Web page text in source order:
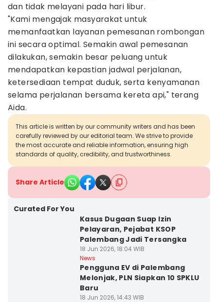
dan tidak melayani pada hari libur.
"Kami mengajak masyarakat untuk
memanfaatkan layanan pemesanan rombongan
ini secara optimal. Semakin awal pemesanan
dilakukan, semakin besar peluang untuk
mendapatkan kepastian jadwal perjalanan,
ketersediaan tempat duduk, serta kenyamanan
selama perjalanan bersama kereta api," terang
Aida.
This article is written by our community writers and has been
carefully reviewed by our editorial team. We strive to provide
the most accurate and reliable information, ensuring high
standards of quality, credibility, and trustworthiness.
Share Article
Curated For You
Kasus Dugaan Suap Izin
Pelayaran, Pejabat KSOP
Palembang Jadi Tersangka
18 Jun 2026, 18:04 WIB
News
Pengguna EV di Palembang
Melonjak, PLN Siapkan 10 SPKLU
Baru
18 Jun 2026, 14:43 WIB